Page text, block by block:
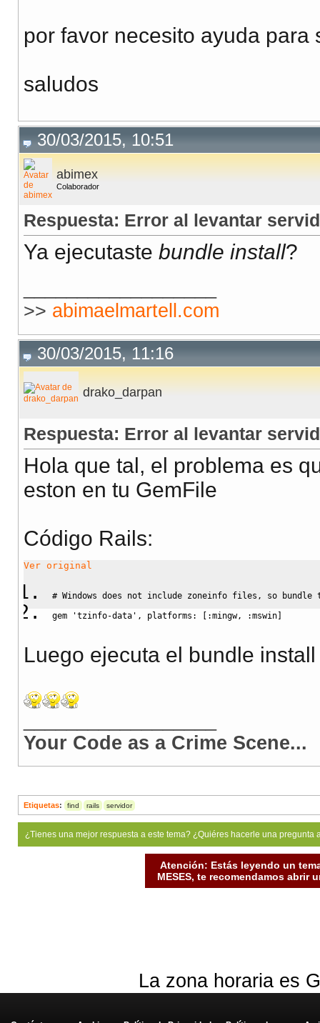
por favor necesito ayuda
saludos
30/03/2015, 10:51
abimex
Colaborador
Respuesta: Error al levantar
Ya ejecutaste bundle install?
>> abimaelmartell.com
30/03/2015, 11:16
drako_darpan
Respuesta: Error al levantar
Hola que tal, el problema es
eston en tu GemFile
Código Rails:
Ver original
# Windows does not include zoneinfo files, so bundle
gem
'tzinfo-data' , platforms: [ :mingw, :mswin]
Luego ejecuta el bundle
Your Code as a Crime Scene...
Etiquetas: find rails servidor
¿Tienes una mejor respuesta a este tema? ¿Quiéres hacerle una
Atención: Estás leyendo un
MESES, te recomendamos abrir
La zona horaria es